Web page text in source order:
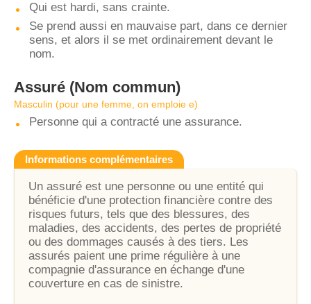
Qui est hardi, sans crainte.
Se prend aussi en mauvaise part, dans ce dernier
sens, et alors il se met ordinairement devant le
nom.
Assuré (Nom commun)
Masculin (pour une femme, on emploie e)
Personne qui a contracté une assurance.
Informations complémentaires
Un assuré est une personne ou une entité qui
bénéficie d'une protection financière contre des
risques futurs, tels que des blessures, des
maladies, des accidents, des pertes de propriété
ou des dommages causés à des tiers. Les
assurés paient une prime régulière à une
compagnie d'assurance en échange d'une
couverture en cas de sinistre.